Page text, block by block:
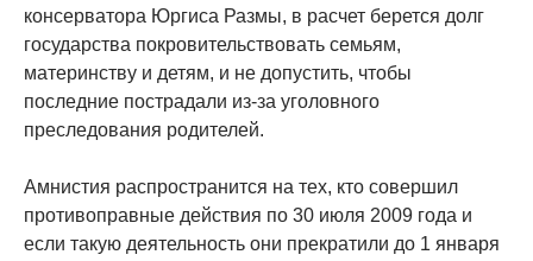
консерватора Юргиса Размы, в расчет берется долг
государства покровительствовать семьям,
материнству и детям, и не допустить, чтобы
последние пострадали из-за уголовного
преследования родителей.
Амнистия распространится на тех, кто совершил
противоправные действия по 30 июля 2009 года и
если такую деятельность они прекратили до 1 января